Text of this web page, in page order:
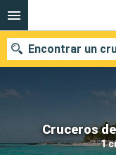
Cruceros
1
Encontrar un
Nuestros